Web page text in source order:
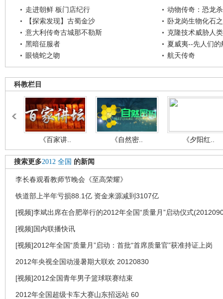
走进朝鲜 板门店纪行
动物传奇：恐龙
【探索发现】古蜀金沙
卧龙岗生物化石
意大利传奇古城那不勒斯
克隆技术威胁人
黑暗征服者
夏威夷--先人们的
眼镜蛇之吻
航天传奇
科教栏目
《百家讲.. 《自然密.. 《夕阳红..
搜索更多2012 全国 的新闻
李长春观看教师节晚会《至高荣耀》
铁道部上半年亏损88.1亿 资金来源减到3107亿
[视频]李斌出席在合肥举行的2012年全国“质量月”启动仪式
[视频]国内联播快讯
[视频]2012年全国“质量月”启动：首批“首席质量官”获准持证上岗
2012年央视全国动漫暑期大联欢 20120830
[视频]2012全国青年男子篮球联赛结束
2012年全国超级卡车大赛山东招远站 60